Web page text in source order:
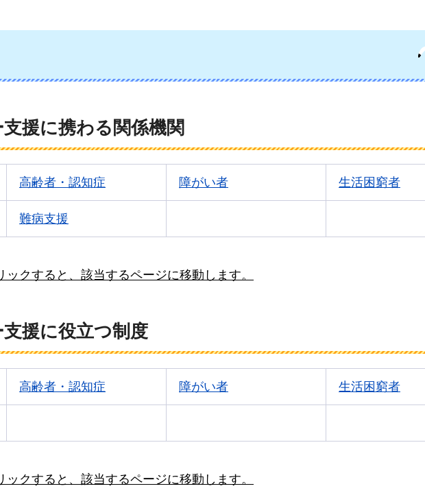
援に携わる関係機関
高齢者・認知症 障がい者 生活困窮者
難病支援
クすると、該当するページに移動します。
援に役立つ制度
高齢者・認知症 障がい者 生活困窮者
クすると、該当するページに移動します。